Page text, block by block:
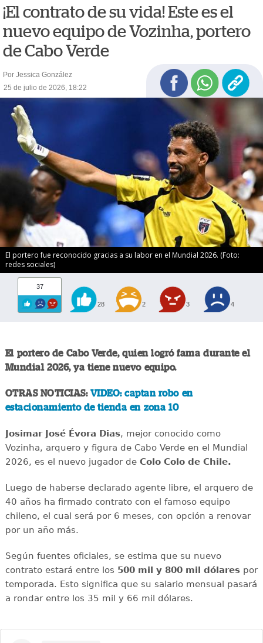
¡El contrato de su vida! Este es el
nuevo equipo de Vozinha, portero
de Cabo Verde
Por Jessica González
25 de julio de 2026, 18:22
El portero fue reconocido gracias a su labor en el Mundial 2026. (Foto:
redes sociales)
37
28 2 3 4
El portero de Cabo Verde, quien logró fama durante el
Mundial 2026, ya tiene nuevo equipo.
OTRAS NOTICIAS: VIDEO: captan robo en
estacionamiento de tienda en zona 10
Josimar José Évora Dias, mejor conocido como
Vozinha, arquero y figura de Cabo Verde en el Mundial
2026, es el nuevo jugador de Colo Colo de Chile.
Luego de haberse declarado agente libre, el arquero de
40 años ha firmado contrato con el famoso equipo
chileno, el cual será por 6 meses, con opción a renovar
por un año más.
Según fuentes oficiales, se estima que su nuevo
contrato estará entre los 500 mil y 800 mil dólarespor
temporada. Esto significa que su salario mensual pasará
a rondar entre los 35 mil y 66 mil dólares.